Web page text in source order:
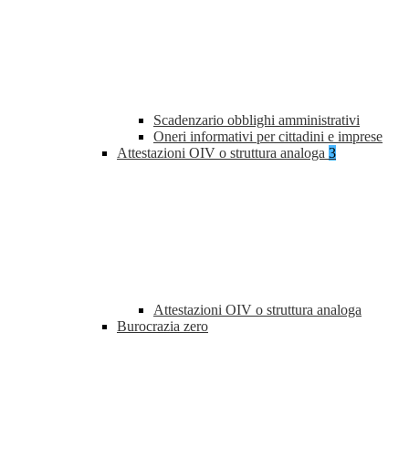
Scadenzario obblighi amministrativi
Oneri informativi per cittadini e imprese
Attestazioni OIV o struttura analoga 3
Attestazioni OIV o struttura analoga
Burocrazia zero